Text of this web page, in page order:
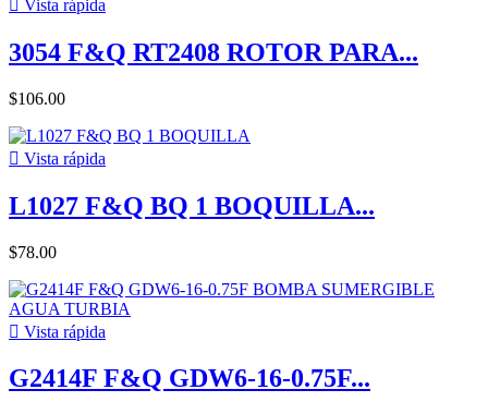
 Vista rápida
3054 F&Q RT2408 ROTOR PARA...
$106.00
 Vista rápida
L1027 F&Q BQ 1 BOQUILLA...
$78.00
 Vista rápida
G2414F F&Q GDW6-16-0.75F...